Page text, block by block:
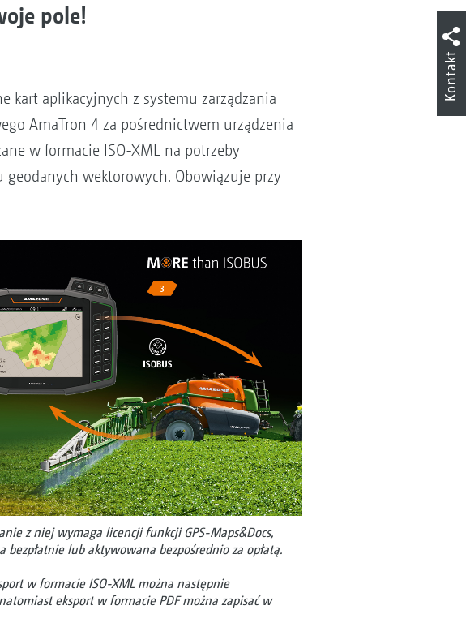
pole!
kart aplikacyjnych z systemu zarządzania
AmaTron 4 za pośrednictwem urządzenia
w formacie ISO-XML na potrzeby
wektorowych. Obowiązuje przy
z niej wymaga licencji funkcji GPS-Maps&Docs,
lub aktywowana bezpośrednio za opłatą.
w formacie ISO-XML można następnie
eksport w formacie PDF można zapisać w
Kontakt